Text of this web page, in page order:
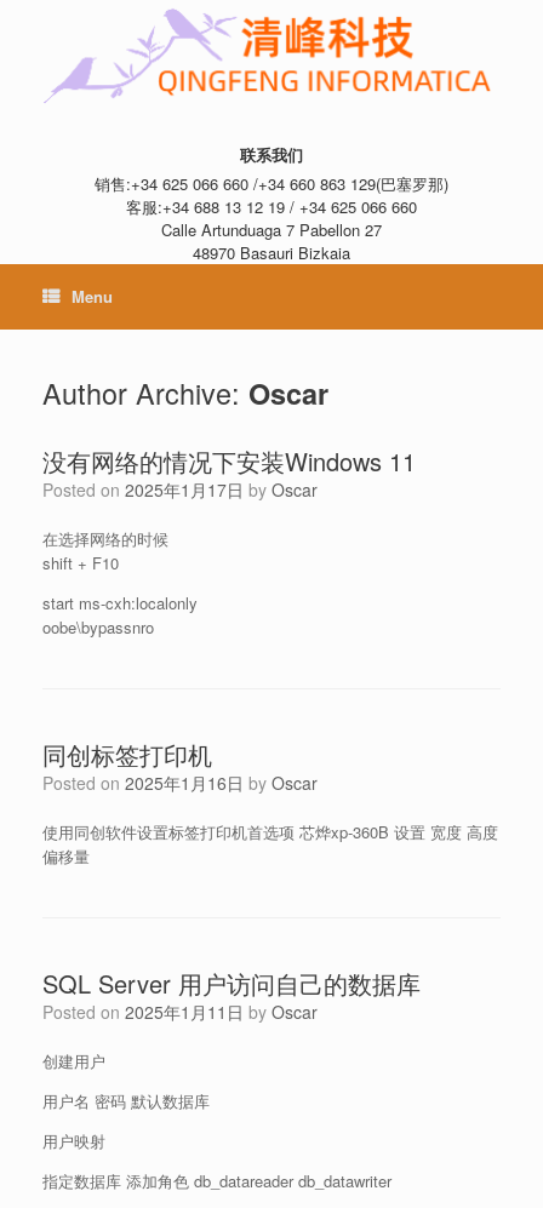
联系我们
销售:+34 625 066 660 /+34 660 863 129(巴塞罗那)
客服:+34 688 13 12 19 / +34 625 066 660
Calle Artunduaga 7 Pabellon 27
48970 Basauri Bizkaia
Menu
Author Archive: Oscar
没有网络的情况下安装Windows 11
Posted on 2025年1月17日 by Oscar
在选择网络的时候
shift + F10
start ms-cxh:localonly
oobe\bypassnro
同创标签打印机
Posted on 2025年1月16日 by Oscar
使用同创软件设置标签打印机首选项 芯烨xp-360B 设置 宽度 高度
偏移量
SQL Server 用户访问自己的数据库
Posted on 2025年1月11日 by Oscar
创建用户
用户名 密码 默认数据库
用户映射
指定数据库 添加角色 db_datareader db_datawriter